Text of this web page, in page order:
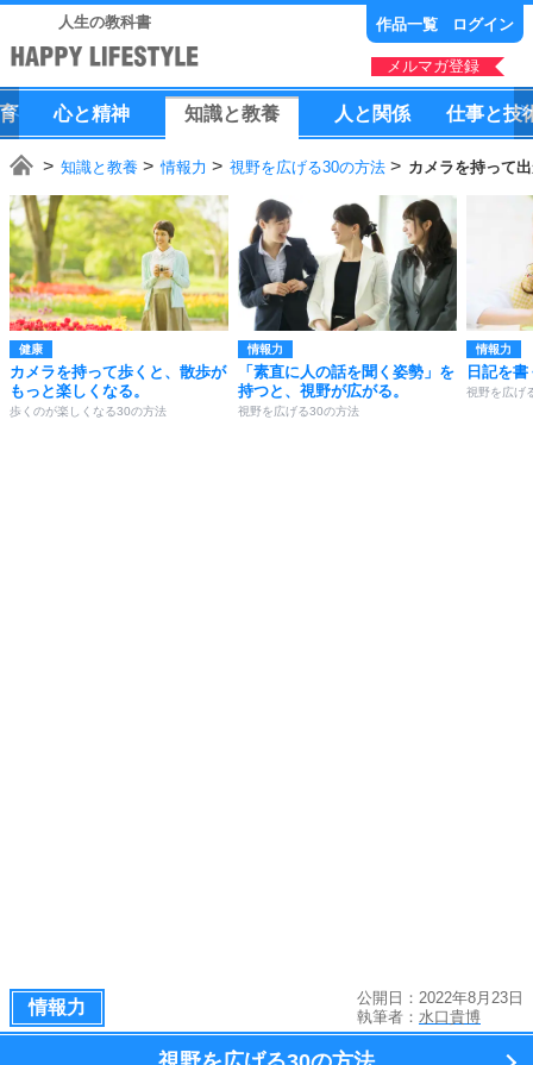
人生の教科書 作品一覧 ログイン
メルマガ登録
心と精神 知識と教養 人 と 関係 仕事と技
知識と教養 情報力 視野を広げる30の方法 カメラを持って
健康
カメラを持って歩くと、散歩が
もっと楽しくなる。
歩くのが楽しくなる30の方法
情報力
「素直に人の話を聞く姿勢」を
持つと、視野が広がる。
視野を広げる30の方法
情報力
日記を
視野を広げ
情報力
公開日：2022年8月23日
執筆者： 水口貴博